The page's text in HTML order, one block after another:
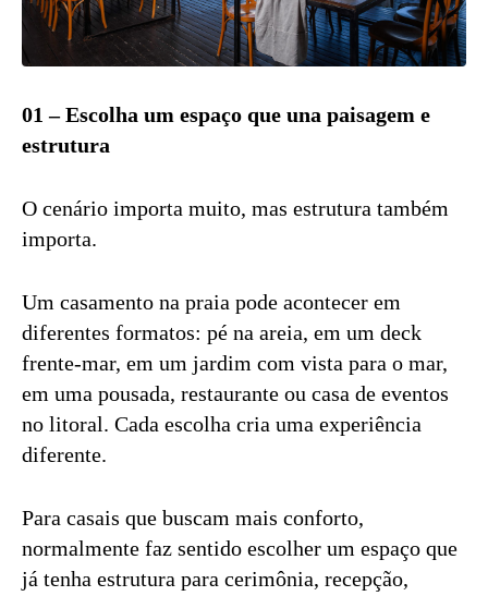
01 – Escolha um espaço que una paisagem e
estrutura
O cenário importa muito, mas estrutura também
importa.
Um casamento na praia pode acontecer em
diferentes formatos: pé na areia, em um deck
frente-mar, em um jardim com vista para o mar,
em uma pousada, restaurante ou casa de eventos
no litoral. Cada escolha cria uma experiência
diferente.
Para casais que buscam mais conforto,
normalmente faz sentido escolher um espaço que
já tenha estrutura para cerimônia, recepção,